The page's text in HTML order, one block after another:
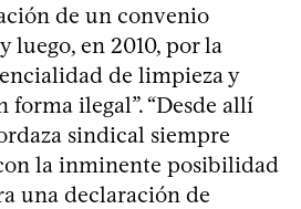
de un convenio
luego, en 2010, por la
de limpieza y
forma ilegal”. “Desde allí
sindical siempre
la inminente posibilidad
una declaración de